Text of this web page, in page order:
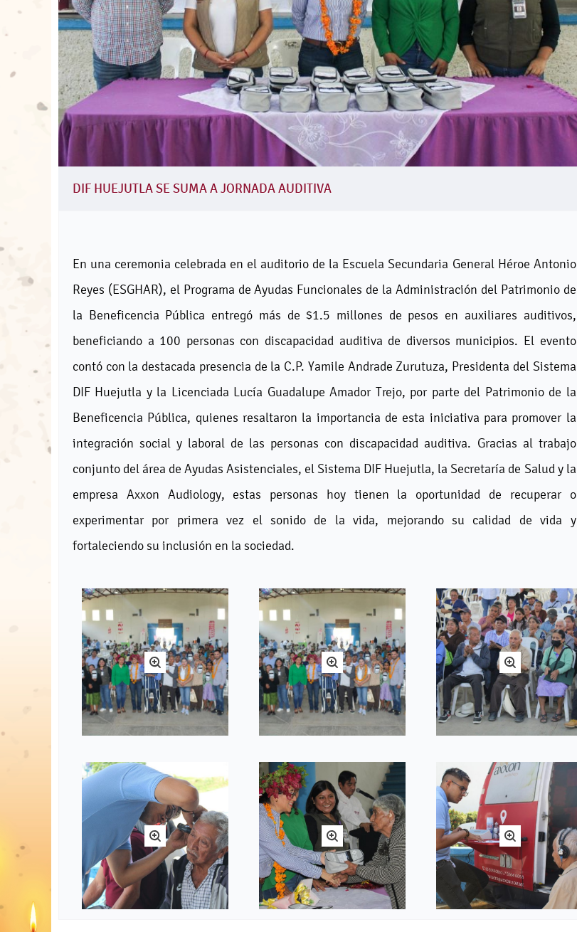
DIF HUEJUTLA SE SUMA A JORNADA AUDITIVA
En una ceremonia celebrada en el auditorio de la Escuela Secundaria General Héroe Antonio
Reyes (ESGHAR), el Programa de Ayudas Funcionales de la Administración del Patrimonio de
la Beneficencia Pública entregó más de $1.5 millones de pesos en auxiliares auditivos,
beneficiando a 100 personas con discapacidad auditiva de diversos municipios. El evento
contó con la destacada presencia de la C.P. Yamile Andrade Zurutuza, Presidenta del Sistema
DIF Huejutla y la Licenciada Lucía Guadalupe Amador Trejo, por parte del Patrimonio de la
Beneficencia Pública, quienes resaltaron la importancia de esta iniciativa para promover la
integración social y laboral de las personas con discapacidad auditiva. Gracias al trabajo
conjunto del área de Ayudas Asistenciales, el Sistema DIF Huejutla, la Secretaría de Salud y la
empresa Axxon Audiology, estas personas hoy tienen la oportunidad de recuperar o
experimentar por primera vez el sonido de la vida, mejorando su calidad de vida y
fortaleciendo su inclusión en la sociedad.